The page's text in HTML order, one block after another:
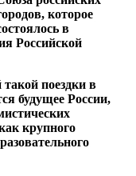
которое
в
Российской
поездки в
будущее России,
крупного